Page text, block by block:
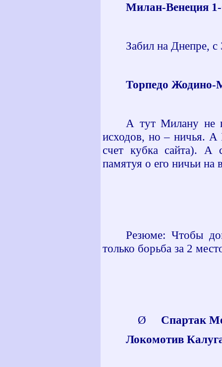
Милан-Венеция
Забил на Днепре,
Торпедо Жодино-
А тут Милану не
исходов, но – ничья. А
счет кубка сайта). А
памятуя о его ничьи
Резюме: Чтобы
только борьба за 2
Ø
Спартак
Локомотив